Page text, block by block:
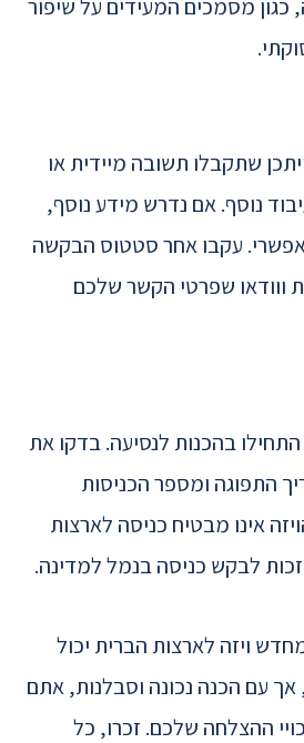
כגון מסמכים המעידים על שיפור
שתקבלו תשובה מיידית או
נוסף. אם נדרש מידע נוסף,
עקבו אחר סטטוס הבקשה
ווודאו שפרטי הקשר שלכם
בהכנות לנסיעה. בדקו את
התפוגה ומספר הכניסות
אינו מבטיח כניסה לארצות
לבקש כניסה בנמל למדינה.
ויזה לארצות הברית יכול
עם הכנה נכונה וסבלנות, אתם
ההצלחה שלכם. זכרו, כל